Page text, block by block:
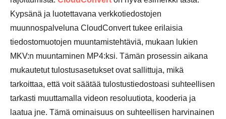
Kypsänä ja luotettavana verkkotiedostojen
muunnospalveluna CloudConvert tukee erilaisia
tiedostomuotojen muuntamistehtäviä, mukaan lukien
MKV:n muuntaminen MP4:ksi. Tämän prosessin aikana
mukautetut tulostusasetukset ovat sallittuja, mikä
tarkoittaa, että voit säätää tulostustiedostoasi suhteellisen
tarkasti muuttamalla videon resoluutiota, kooderia ja
laatua jne. Tämä ominaisuus on suhteellisen harvinainen